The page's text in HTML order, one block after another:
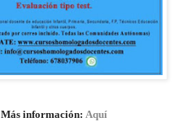
Más información: Aquí